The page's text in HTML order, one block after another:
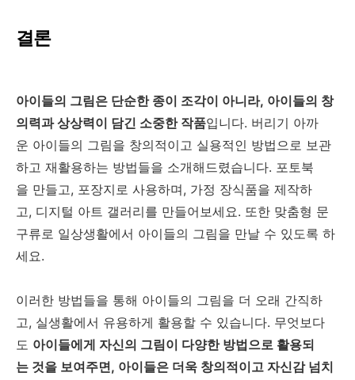
결론
아이들의 그림은 단순한 종이 조각이 아니라, 아이들의 창
의력과 상상력이 담긴 소중한 작품입니다. 버리기 아까
운 아이들의 그림을 창의적이고 실용적인 방법으로 보관
하고 재활용하는 방법들을 소개해드렸습니다. 포토북
을 만들고, 포장지로 사용하며, 가정 장식품을 제작하
고, 디지털 아트 갤러리를 만들어보세요. 또한 맞춤형 문
구류로 일상생활에서 아이들의 그림을 만날 수 있도록 하
세요.
이러한 방법들을 통해 아이들의 그림을 더 오래 간직하
고, 실생활에서 유용하게 활용할 수 있습니다. 무엇보다
도 아이들에게 자신의 그림이 다양한 방법으로 활용되
는 것을 보여주면, 아이들은 더욱 창의적이고 자신감 넘치